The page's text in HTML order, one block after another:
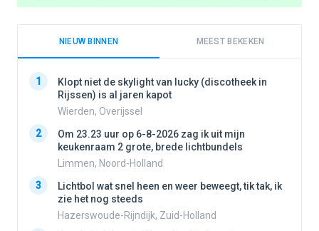
NIEUW BINNEN MEEST BEKEKEN
1
Klopt niet de skylight van lucky (discotheek in
Rijssen) is al jaren kapot
Wierden, Overijssel
2
Om 23.23 uur op 6-8-2026 zag ik uit mijn
keukenraam 2 grote, brede lichtbundels
Limmen, Noord-Holland
3
Lichtbol wat snel heen en weer beweegt, tik tak, ik
zie het nog steeds
Hazerswoude-Rijndijk, Zuid-Holland